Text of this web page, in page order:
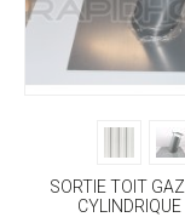
SORTIE TOIT
CYLINDRIQUE